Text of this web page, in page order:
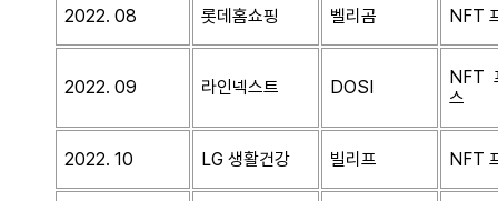
2022. 08 롯데홈쇼핑 벨리곰 NFT
2022. 09 라인넥스트 DOSI
NFT
스
2022. 10 LG 생활건강 빌리프 NFT